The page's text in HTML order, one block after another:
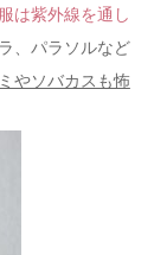
は紫外線を通し
、パラソルなど
やソバカスも怖